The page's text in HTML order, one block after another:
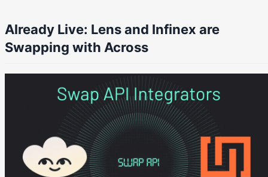
Already Live: Lens and Infinex are
Swapping with Across